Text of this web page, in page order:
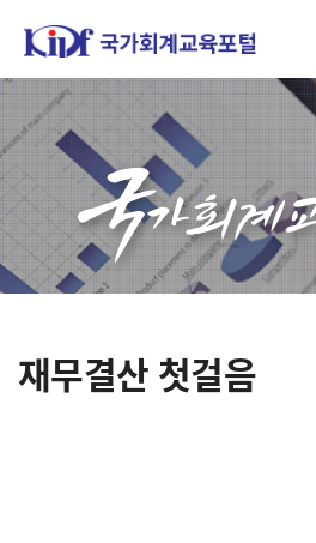
습니다.
가 새롭게 개설되었습니다.
재무결산 첫걸음